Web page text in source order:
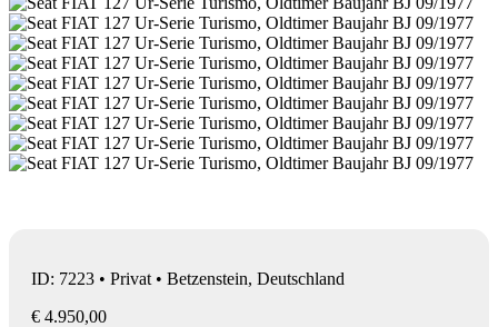
ID: 7223 • Privat • Betzenstein, Deutschland
€ 4.950,00